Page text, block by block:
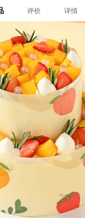
评价 详情
配送说明
东莞、佛山、惠州、中
武汉、西安、郑州、南
沈阳、长春、昆明、长
确定
店铺信息
该地区暂无配送门店